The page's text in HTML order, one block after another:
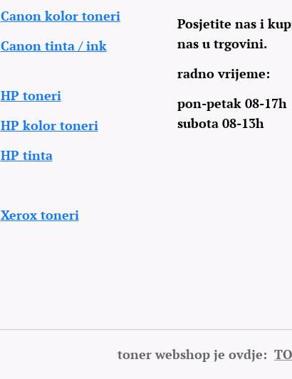
Canon kolor toneri
Canon tinta / ink
HP toneri
HP kolor toneri
HP tinta
Xerox toneri
Posjetite nas i
nas u trgovini.
radno vrijeme:
pon-petak 08-17h
subota 08-13h
toner webshop je ovdje: